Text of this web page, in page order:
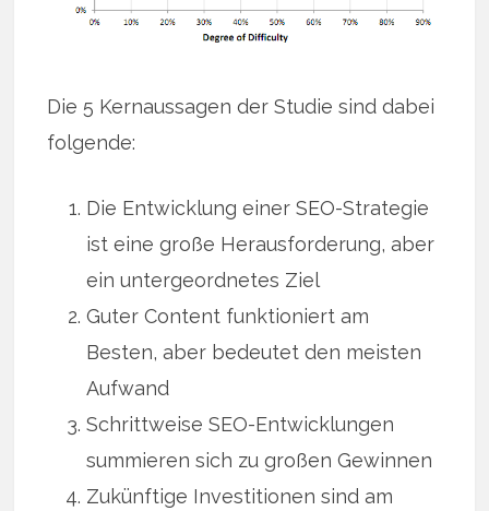
Die 5 Kernaussagen der Studie sind dabei
folgende:
Die Entwicklung einer SEO-Strategie
ist eine große Herausforderung, aber
ein untergeordnetes Ziel
Guter Content funktioniert am
Besten, aber bedeutet den meisten
Aufwand
Schrittweise SEO-Entwicklungen
summieren sich zu großen Gewinnen
Zukünftige Investitionen sind am